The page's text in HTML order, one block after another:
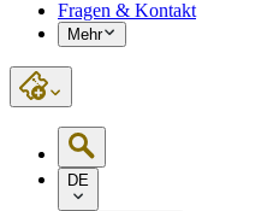
Fragen & Kontakt
Mehr
DE